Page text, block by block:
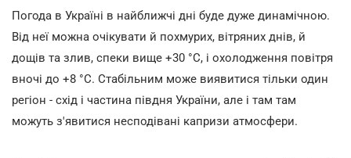
Погода в Україні в найближчі дні буде дуже динамічною.
Від неї можна очікувати й похмурих, вітряних днів, й
дощів та злив, спеки вище +30 °С, і охолодження повітря
вночі до +8 °С. Стабільним може виявитися тільки один
регіон - схід і частина півдня України, але і там там
можуть з'явитися несподівані капризи атмосфери.